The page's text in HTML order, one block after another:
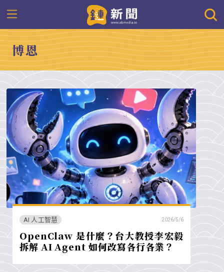
博恩
AI 人工智慧 2026/5/6
OpenClaw 是什麼？台大教授李宏毅
拆解 AI Agent 如何改寫各行各業？